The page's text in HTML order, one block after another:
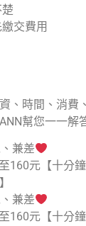
交費用
、時間、消費
幫您一一解
兼差
160元【十分
兼差
160元【十分